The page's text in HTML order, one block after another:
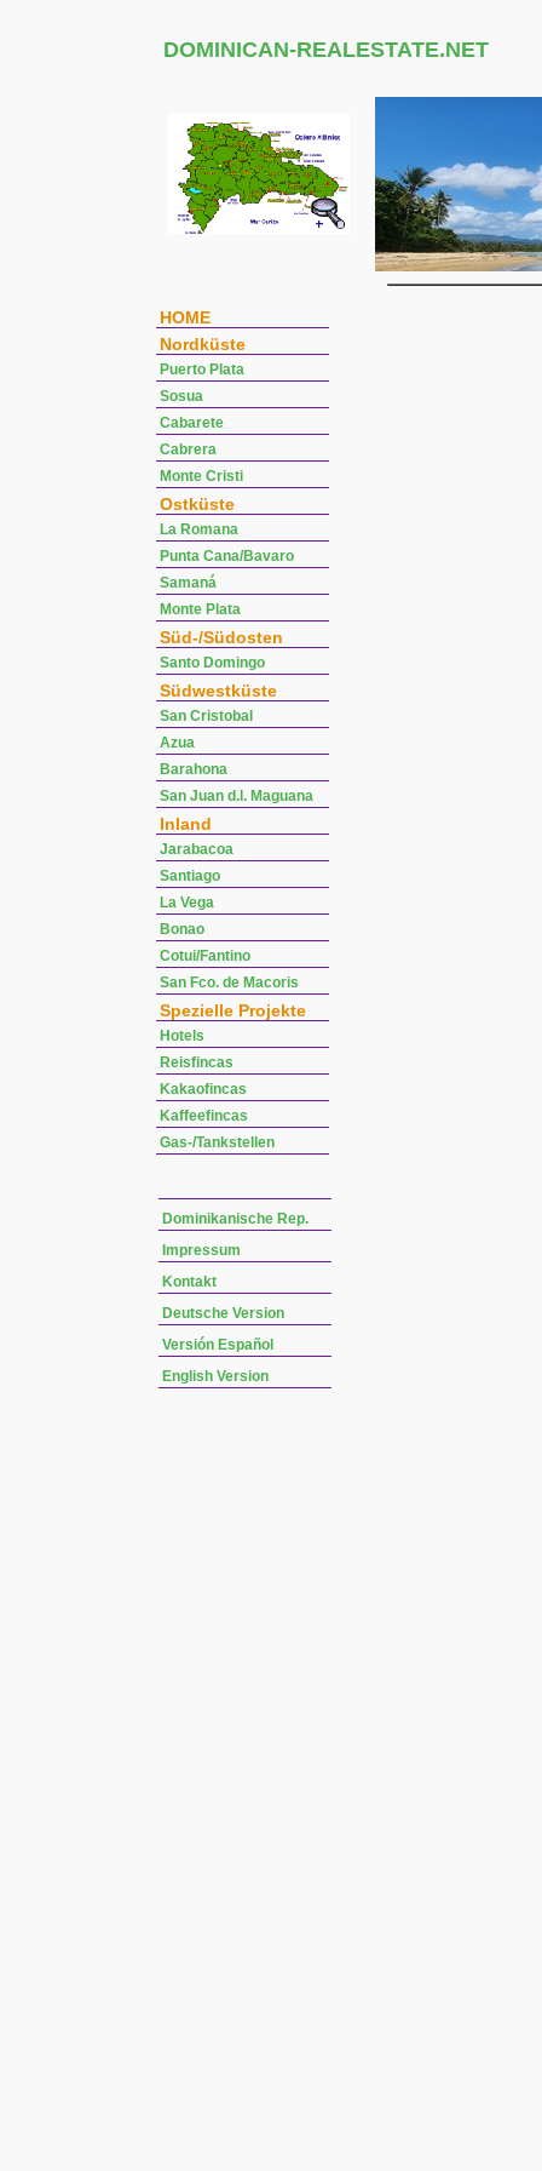
DOMINICAN-REALESTATE.NET
HOME
Nordküste
Puerto Plata
Sosua
Cabarete
Cabrera
Monte Cristi
Ostküste
La Romana
Punta Cana/Bavaro
Samaná
Monte Plata
Süd-/Südosten
Santo Domingo
Südwestküste
San Cristobal
Azua
Barahona
San Juan d.l. Maguana
Inland
Jarabacoa
Santiago
La Vega
Bonao
Cotui/Fantino
San Fco. de Macoris
Spezielle Projekte
Hotels
Reisfincas
Kakaofincas
Kaffeefincas
Gas-/Tankstellen
Dominikanische Rep.
Impressum
Kontakt
Deutsche Version
Versión Español
English Version